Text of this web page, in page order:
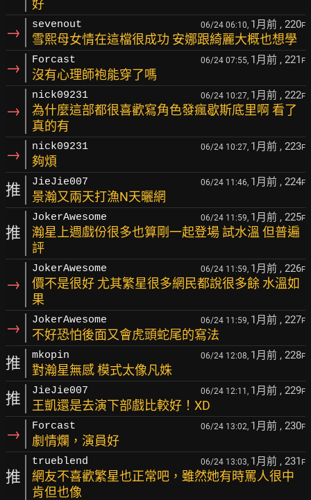
好
→ sevenout 06/24 06:10, 1月前 , 220F
雪熙母女情在這檔很成功 安娜跟綺麗大概也想學
→ Forcast 06/24 07:55, 1月前 , 221 F
沒有心理師袍能穿了嗎
→
nick09231 06/24 10:27, 1月前 , 222F
為什麼這部都很喜歡寫角色發瘋歇斯底里啊 看了
真的有
→ nick09231 06/24 10:27, 1月前 , 223F
夠煩
推 JieJie007 06/24 11:46, 1月前 , 224F
景瀚又兩天打漁N天曬網
推
JokerAwesome 06/24 11:59, 1月前 , 225F
瀚星上週戲份很多也算剛一起登場 試水溫 但普遍
評
→
JokerAwesome 06/24 11:59, 1月前 , 226F
價不是很好 尤其繁星很多網民都說很多餘 水溫如
果
→ JokerAwesome 06/24 11:59, 1月前 , 227F
不好恐怕後面又會虎頭蛇尾的寫法
推 mkopin 06/24 12:08, 1月前 , 228F
對瀚星無感 模式太像凡姝
推 JieJie007 06/24 12:11, 1月前 , 229F
王凱還是去演下部戲比較好！XD
→ Forcast 06/24 13:02, 1月前 , 230F
劇情爛，演員好
推
trueblend 06/24 13:03, 1月前 , 231 F
網友不喜歡繁星也正常吧，雖然她有時罵人很中
肯但也像